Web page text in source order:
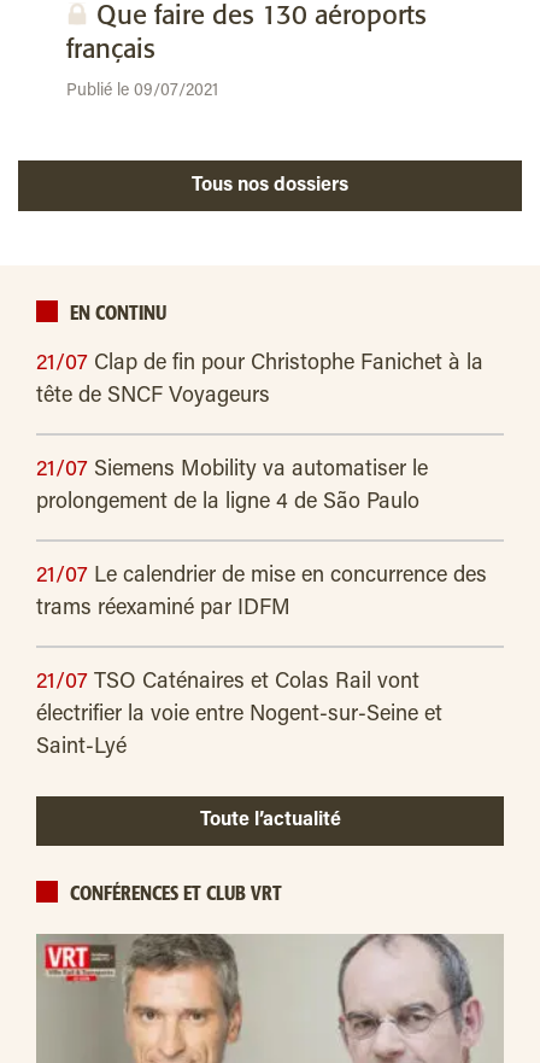
Que faire des 130 aéroports
français
Publié le 09/07/2021
Tous nos dossiers
EN CONTINU
21/07 Clap de fin pour Christophe Fanichet à la
tête de SNCF Voyageurs
21/07 Siemens Mobility va automatiser le
prolongement de la ligne 4 de São Paulo
21/07 Le calendrier de mise en concurrence des
trams réexaminé par IDFM
21/07 TSO Caténaires et Colas Rail vont
électrifier la voie entre Nogent-sur-Seine et
Saint-Lyé
Toute l’actualité
CONFÉRENCES ET CLUB VRT